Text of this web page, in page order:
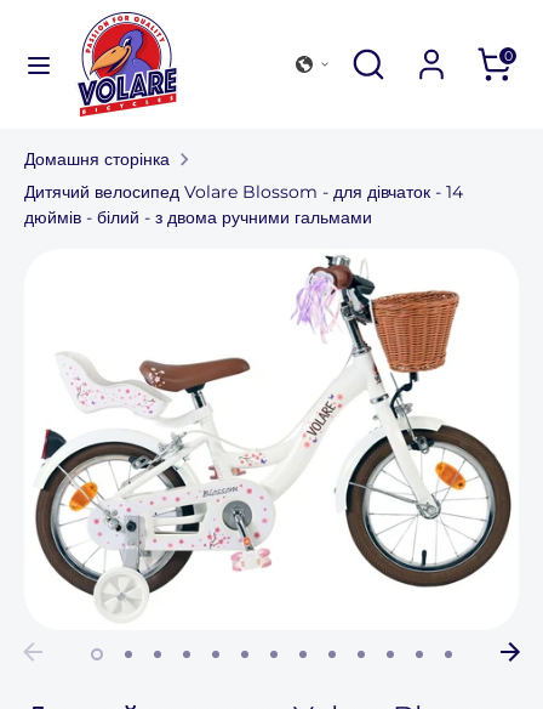
Шукати
ШукатиПерегляньте
наш
магазин
Закрити
пошук
0
ШукатиПерегляньте
магазин
Колекція велосипедів
Аксесуари для активного відпочинку
Для компаній
Домашня сторінка
Дитячий велосипед Volare Blossom - для дівчаток - 14
дюймів - білий - з двома ручними гальмами